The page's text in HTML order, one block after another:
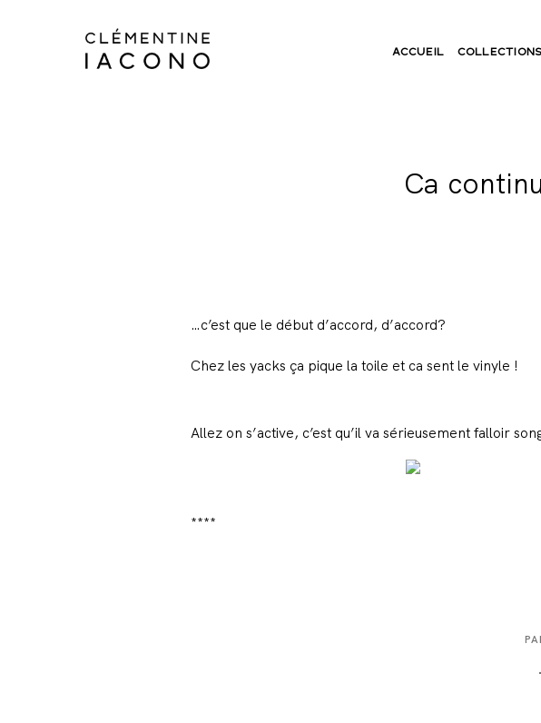
ACCUEIL COLLECTIONS
Ca
…c’est que le début d’accord, d’accord?
Chez les yacks ça pique la toile et ca sent le vinyle !
Allez on s’active, c’est qu’il va sérieusement falloir
****